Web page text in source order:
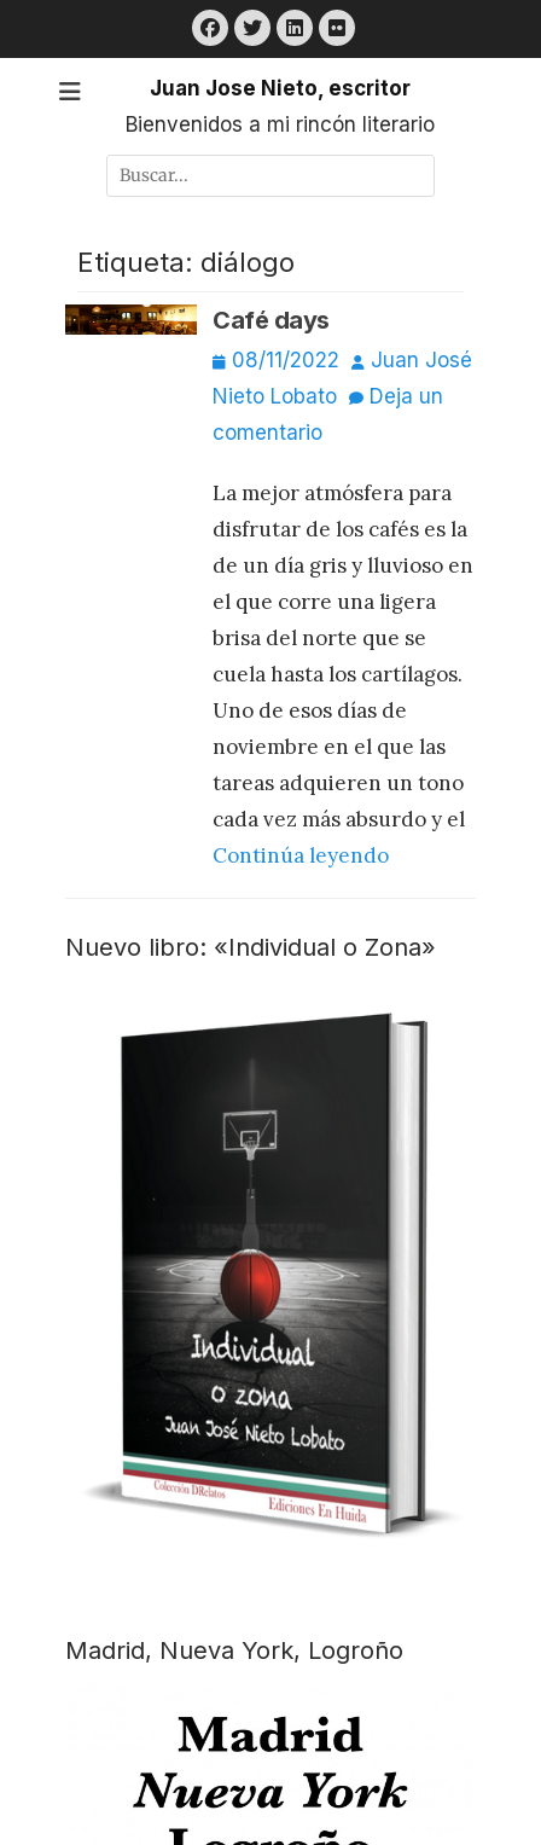
al
contenido
Facebook
Twitter
LinkedIn
Flickr
Juan Jose Nieto, escritor
Bienvenidos a mi rincón literario
Buscar
Etiqueta: diálogo
Café days
Publicado
el
08/11/2022 Autor
Juan José
Nieto Lobato
Deja un
comentario
La mejor atmósfera para
disfrutar de los cafés es la
de un día gris y lluvioso en
el que corre una ligera
brisa del norte que se
cuela hasta los cartílagos.
Uno de esos días de
noviembre en el que las
tareas adquieren un tono
cada vez más absurdo y el
Continúa leyendo
Nuevo libro: «Individual o Zona»
Madrid, Nueva York, Logroño